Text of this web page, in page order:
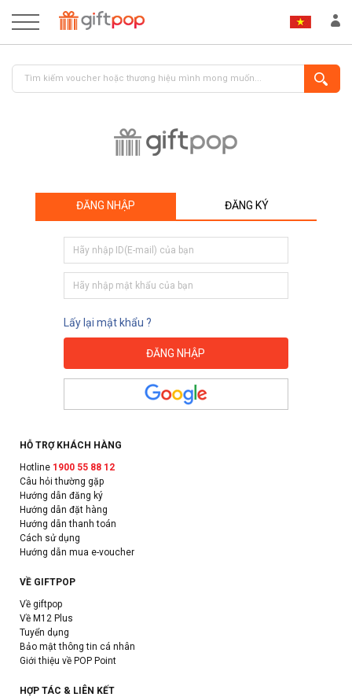
ĐĂNG NHẬP ĐĂNG KÝ
Lấy lại mật khẩu ?
HỖ TRỢ KHÁCH HÀNG
Hotline 1900 55 88 12
Câu hỏi thường gặp
Hướng dẫn đăng ký
Hướng dẫn đặt hàng
Hướng dẫn thanh toán
Cách sử dụng
Hướng dẫn mua e-voucher
VỀ GIFTPOP
Về giftpop
Về M12 Plus
Tuyển dụng
Bảo mật thông tin cá nhân
Giới thiệu về POP Point
HỢP TÁC & LIÊN KẾT